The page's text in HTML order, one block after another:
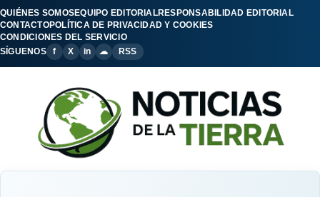
QUIÉNES SOMOSEQUIPO EDITORIALRESPONSABILIDAD EDITORIAL
CONTACTOPOLÍTICA DE PRIVACIDAD Y COOKIES
CONDICIONES DEL SERVICIO
SÍGUENOS
f X in ☁ RSS